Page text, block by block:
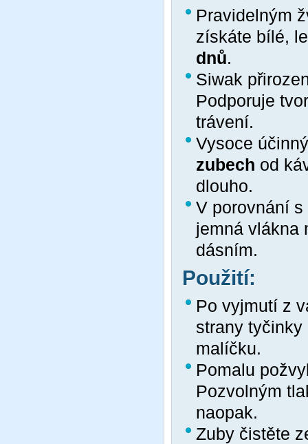
Pravidelným
získáte bílé,
dnů.
Siwak
Podporuje
trávení.
Vysoce
zubech od
dlouho.
V porovnání
jemná vlákna
dásním.
Použití:
Po vyjmutí z
strany
malíčku.
Pomalu
Pozvolným
naopak.
Zuby čistěte